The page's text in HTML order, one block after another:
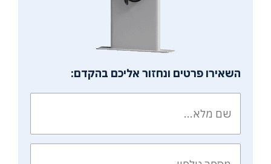
השאירו פרטים ונחזור אליכם בהקדם: